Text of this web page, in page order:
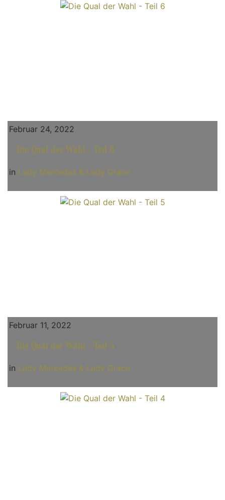
Februar 24, 2022
Die Qual der Wahl - Teil 6
in Lady Mercedes & Lady Grace
Februar 11, 2022
Die Qual der Wahl - Teil 5
in Lady Mercedes & Lady Grace